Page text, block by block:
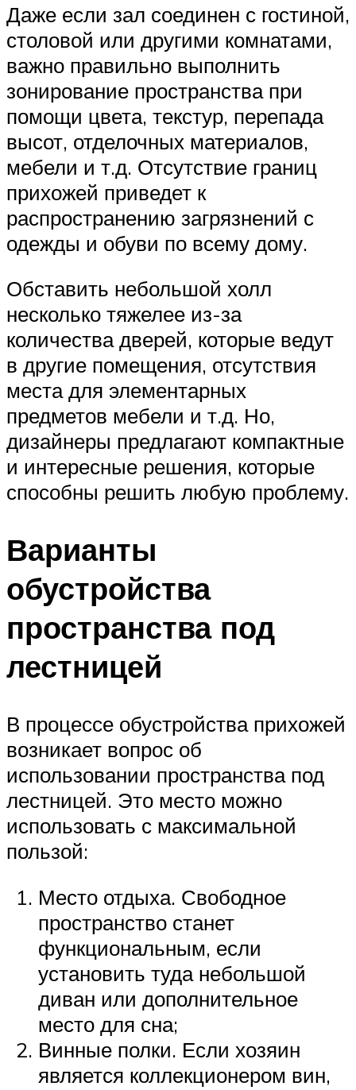
Даже если зал соединен с гостиной,
столовой или другими комнатами,
важно правильно выполнить
зонирование пространства при
помощи цвета, текстур, перепада
высот, отделочных материалов,
мебели и т.д. Отсутствие границ
прихожей приведет к
распространению загрязнений с
одежды и обуви по всему дому.
Обставить небольшой холл
несколько тяжелее из-за
количества дверей, которые ведут
в другие помещения, отсутствия
места для элементарных
предметов мебели и т.д. Но,
дизайнеры предлагают компактные
и интересные решения, которые
способны решить любую проблему.
Варианты
обустройства
пространства под
лестницей
В процессе обустройства прихожей
возникает вопрос об
использовании пространства под
лестницей. Это место можно
использовать с максимальной
пользой:
Место отдыха. Свободное
пространство станет
функциональным, если
установить туда небольшой
диван или дополнительное
место для сна;
Винные полки. Если хозяин
является коллекционером вин,